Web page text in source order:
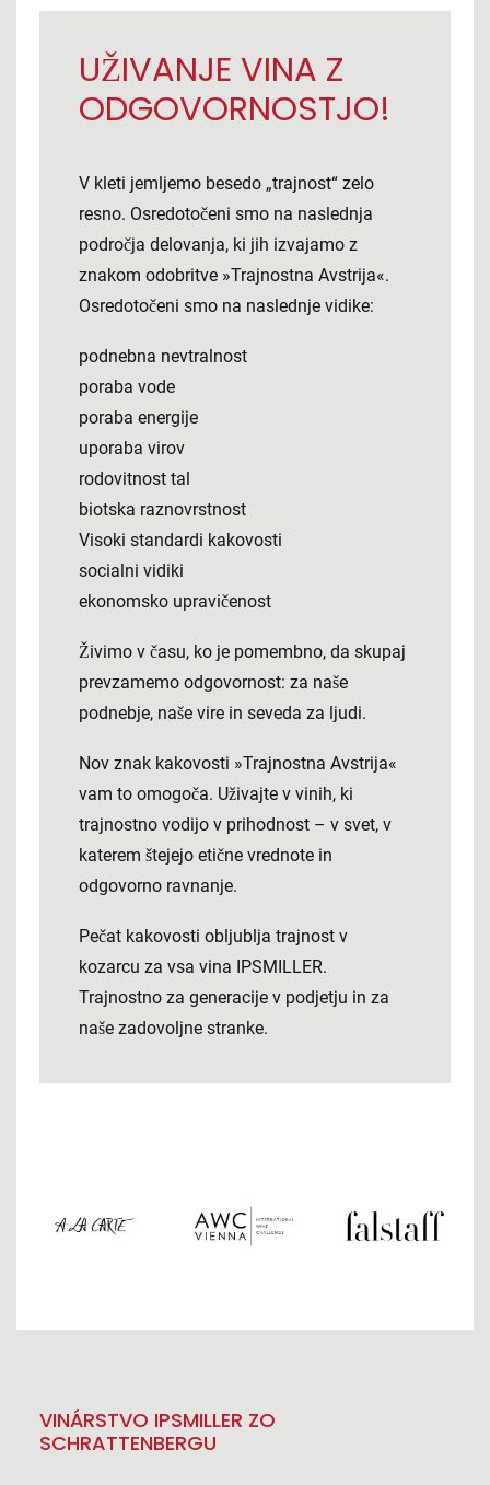
UŽIVANJE VINA Z
ODGOVORNOSTJO!
V kleti jemljemo besedo „trajnost“ zelo
resno. Osredotočeni smo na naslednja
področja delovanja, ki jih izvajamo z
znakom odobritve »Trajnostna Avstrija«.
Osredotočeni smo na naslednje vidike:
podnebna nevtralnost
poraba vode
poraba energije
uporaba virov
rodovitnost tal
biotska raznovrstnost
Visoki standardi kakovosti
socialni vidiki
ekonomsko upravičenost
Živimo v času, ko je pomembno, da skupaj
prevzamemo odgovornost: za naše
podnebje, naše vire in seveda za ljudi.
Nov znak kakovosti »Trajnostna Avstrija«
vam to omogoča. Uživajte v vinih, ki
trajnostno vodijo v prihodnost – v svet, v
katerem štejejo etične vrednote in
odgovorno ravnanje.
Pečat kakovosti obljublja trajnost v
kozarcu za vsa vina IPSMILLER.
Trajnostno za generacije v podjetju in za
naše zadovoljne stranke.
VINÁRSTVO IPSMILLER ZO
SCHRATTENBERGU